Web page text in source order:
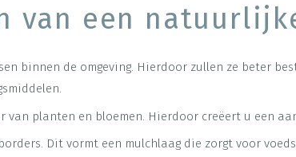
van een
binnen de omgeving. Hierdoor zullen ze beter
planten en bloemen. Hierdoor creëert u een
Dit vormt een mulchlaag die zorgt voor